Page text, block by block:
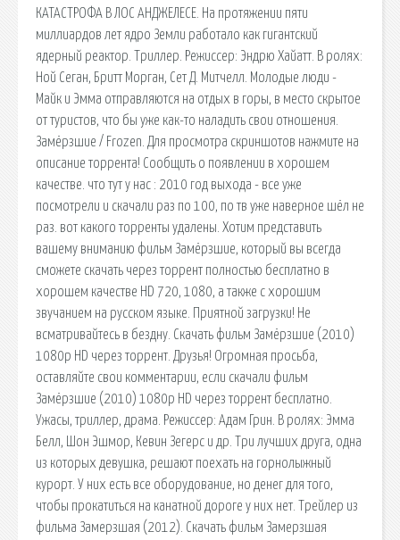
КАТАСТРОФА В ЛОС АНДЖЕЛЕСЕ. На протяжении пяти
миллиардов лет ядро Земли работало как гигантский
ядерный реактор. Триллер. Режиссер: Эндрю Хайатт. В ролях:
Ной Сеган, Бритт Морган, Сет Д. Митчелл. Молодые люди -
Майк и Эмма отправляются на отдых в горы, в место скрытое
от туристов, что бы уже как-то наладить свои отношения.
Замёрзшие / Frozen. Для просмотра скриншотов нажмите на
описание торрента! Сообщить о появлении в хорошем
качестве. что тут у нас : 2010 год выхода - все уже
посмотрели и скачали раз по 100, по тв уже наверное шёл не
раз. вот какого торренты удалены. Хотим представить
вашему вниманию фильм Замёрзшие, который вы всегда
сможете скачать через торрент полностью бесплатно в
хорошем качестве HD 720, 1080, а также с хорошим
звучанием на русском языке. Приятной загрузки! Не
всматривайтесь в бездну. Скачать фильм Замёрзшие (2010)
1080p HD через торрент. Друзья! Огромная просьба,
оставляйте свои комментарии, если скачали фильм
Замёрзшие (2010) 1080p HD через торрент бесплатно.
Ужасы, триллер, драма. Режиссер: Адам Грин. В ролях: Эмма
Белл, Шон Эшмор, Кевин Зегерс и др. Три лучших друга, одна
из которых девушка, решают поехать на горнолыжный
курорт. У них есть все оборудование, но денег для того,
чтобы прокатиться на канатной дороге у них нет. Трейлер из
фильма Замерзшая (2012). Скачать фильм Замерзшая